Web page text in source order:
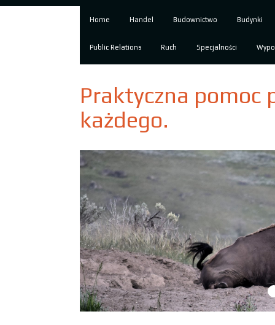
Home Handel Budownictwo Budynki
Public Relations Ruch Specjalności
Praktyczna pomoc
każdego.